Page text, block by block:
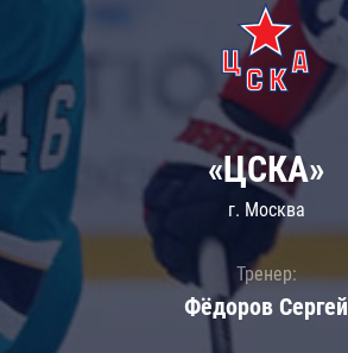
«ЦСКА»
г. Москва
Тренер:
Фёдоров Сергей